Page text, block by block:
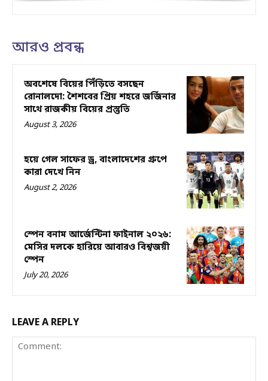
আরও প্রবন্ধ
অবশেষে বিয়ের পিঁড়িতে বসছেন
রোনালদো: শৈশবের প্রিয় শহরে জর্জিনার
সাথে রাজকীয় বিয়ের প্রস্তুতি
August 3, 2026
হয়ে গেল সাফের ড্র, বাংলাদেশের গ্রুপে
কারা দেখে নিন
August 2, 2026
স্পেন বনাম আর্জেন্টিনা ফাইনাল ২০২৬:
মেসির দলকে হারিয়ে আবারও বিশ্বজয়ী
স্পেন
July 20, 2026
LEAVE A REPLY